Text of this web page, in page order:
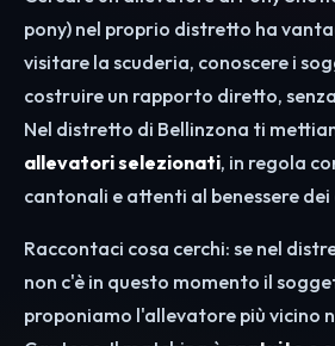
pony) nel proprio distretto ha
visitare la scuderia, conoscere i
costruire un rapporto diretto,
Nel distretto di Bellinzona ti
allevatori selezionati, in regola
cantonali e attenti al benessere dei
Raccontaci cosa cerchi: se nel
non c'è in questo momento il
proponiamo l'allevatore più vicino